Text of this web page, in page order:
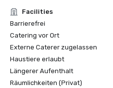
Facilities
Barrierefrei
Catering vor Ort
Externe Caterer zugelassen
Haustiere erlaubt
Längerer Aufenthalt
Räumlichkeiten (Privat)